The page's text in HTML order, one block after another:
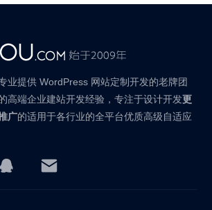
业提供 WordPress 网站定制开发的老牌团
高端企业建站开发经验，专注于设计开发更
广的适用于各行业的全平台优质高级自适应